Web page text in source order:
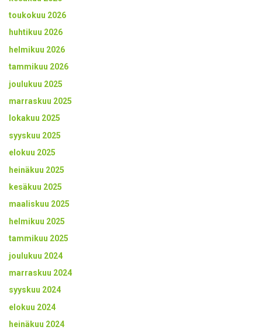
toukokuu 2026
huhtikuu 2026
helmikuu 2026
tammikuu 2026
joulukuu 2025
marraskuu 2025
lokakuu 2025
syyskuu 2025
elokuu 2025
heinäkuu 2025
kesäkuu 2025
maaliskuu 2025
helmikuu 2025
tammikuu 2025
joulukuu 2024
marraskuu 2024
syyskuu 2024
elokuu 2024
heinäkuu 2024